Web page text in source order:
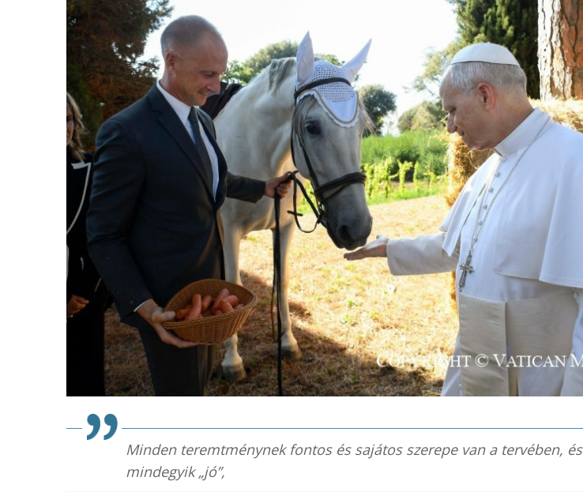
Minden teremtménynek fontos és sajátos szerepe van a tervében, és
mindegyik „jó”,